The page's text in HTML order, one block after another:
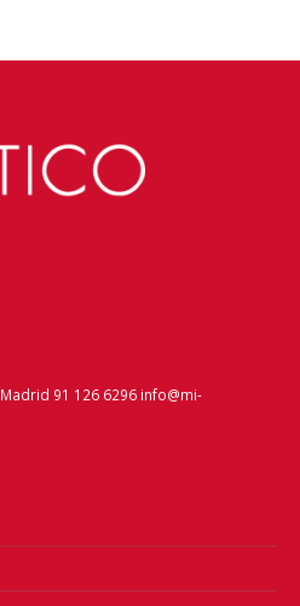
91 126 6296 info@mi-